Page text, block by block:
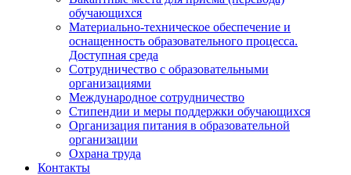
обучающихся
Материально-техническое обеспечение и
оснащенность образовательного процесса.
Доступная среда
Сотрудничество с образовательными
организациями
Международное сотрудничество
Стипендии и меры поддержки обучающихся
Организация питания в образовательной
организации
Охрана труда
Контакты